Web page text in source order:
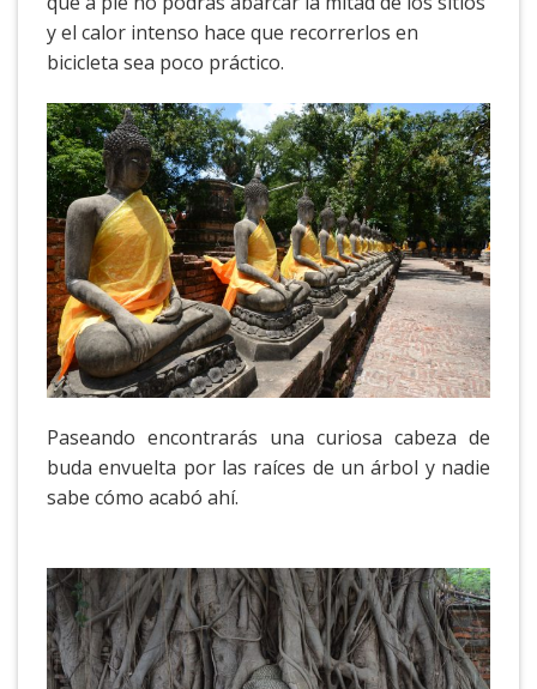
y el calor intenso hace que recorrerlos en
bicicleta sea poco práctico.
Paseando encontrarás una curiosa cabeza de
buda envuelta por las raíces de un árbol y nadie
sabe cómo acabó ahí.